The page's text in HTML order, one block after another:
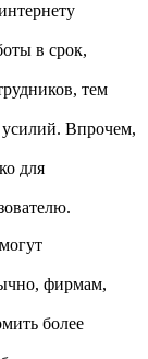
в срок,
тем
Впрочем,
для
фирмам,
более